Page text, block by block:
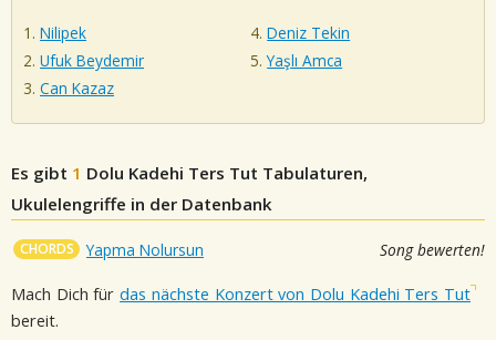
Nilipek
Ufuk Beydemir
Can Kazaz
Deniz Tekin
Yaşlı Amca
Es gibt 1 Dolu Kadehi Ters Tut Tabulaturen,
Ukulelengriffe in der Datenbank
CHORDS Yapma Nolursun Song bewerten!
Mach Dich fürdas nächste Konzert von Dolu Kadehi Ters Tut
bereit.